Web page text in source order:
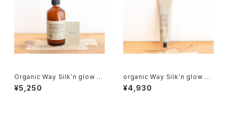
Organic Way Silk′n glow H
air Bath[クセ毛向けシャンプ
ー]
¥5,250
organic Way Silk′n glow Ha
ir Mask[クセ毛向けトリートメ
ント]
¥4,930